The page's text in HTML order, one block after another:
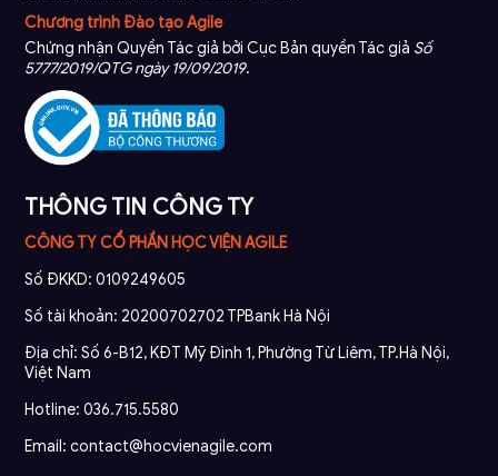
Chương trình Đào tạo Agile
Chứng nhận Quyền Tác giả bởi Cục Bản quyền Tác giả Số
5777/2019/QTG ngày 19/09/2019.
THÔNG TIN CÔNG TY
CÔNG TY CỔ PHẦN HỌC VIỆN AGILE
Số ĐKKD: 0109249605
Số tài khoản: 20200702702 TPBank Hà Nội
Địa chỉ: Số 6-B12, KĐT Mỹ Đình 1, Phường Từ Liêm, TP.Hà Nội,
Việt Nam
Hotline: 036.715.5580
Email: contact@hocvienagile.com